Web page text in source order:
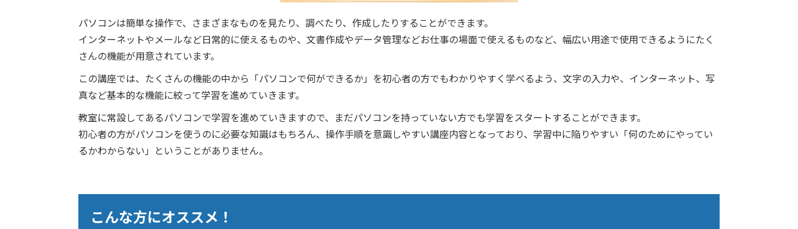
パソコンは簡単な操作で、さまざまなものを見たり、調べたり、作成したりすることができます。
インターネットやメールなど日常的に使えるものや、文書作成やデータ管理などお仕事の場面で使えるものなど、幅広い用途で使用できるようにたく
さんの機能が用意されています。
この講座では、たくさんの機能の中から「パソコンで何ができるか」を初心者の方でもわかりやすく学べるよう、文字の入力や、インターネット、写
真など基本的な機能に絞って学習を進めていきます。
教室に常設してあるパソコンで学習を進めていきますので、まだパソコンを持っていない方でも学習をスタートすることができます。
初心者の方がパソコンを使うのに必要な知識はもちろん、操作手順を意識しやすい講座内容となっており、学習中に陥りやすい「何のためにやってい
るかわからない」ということがありません。
こんな方にオススメ！